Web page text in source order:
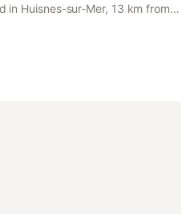
in Huisnes-sur-Mer, 13 km from
km from Mont Saint-Michel.